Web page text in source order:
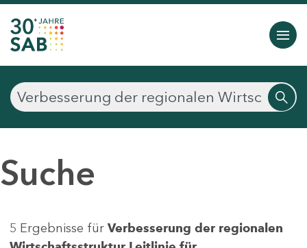
Suche
5 Ergebnisse für Verbesserung der regionalen